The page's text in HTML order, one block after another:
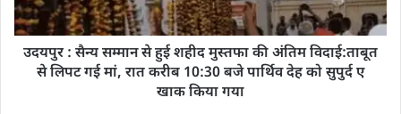
उदयपुर : सैन्य सम्मान से हुई शहीद मुस्तफा की अंतिम विदाई:ताबूत
से लिपट गई मां, रात करीब 10:30 बजे पार्थिव देह को सुपुर्द ए
खाक किया गया